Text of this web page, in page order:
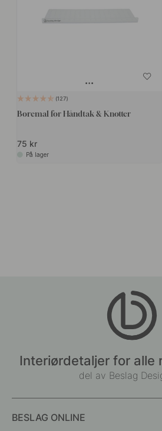
127
Boremal for Håndtak & Knotter
75 kr
På lager
Interiørdetaljer for alle
del av Beslag
BESLAG ONLINE